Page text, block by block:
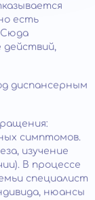
есть
Сюда
действий,
диспансерным
симптомов.
изучение
В процессе
специалист
нюансы